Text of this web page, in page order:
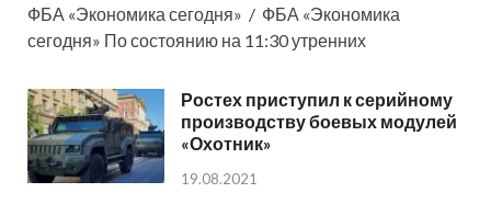
ФБА «Экономика сегодня» / ФБА «Экономика
сегодня» По состоянию на 11:30 утренних
Ростех приступил к серийному
производству боевых модулей
«Охотник»
19.08.2021